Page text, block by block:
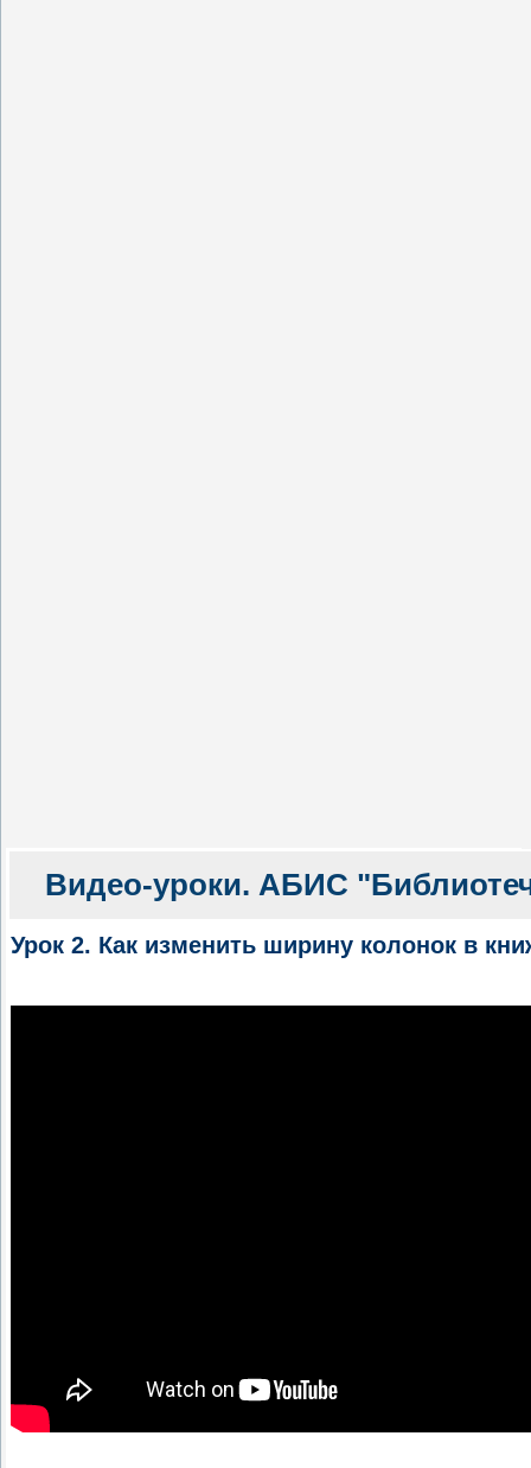
Видео-уроки. АБИС
Урок 2. Как изменить ширину колонок в